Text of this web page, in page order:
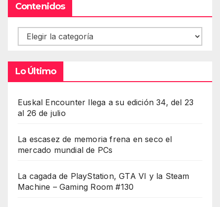
Contenidos
Contenidos
Lo Último
Euskal Encounter llega a su edición 34, del 23
al 26 de julio
La escasez de memoria frena en seco el
mercado mundial de PCs
La cagada de PlayStation, GTA VI y la Steam
Machine – Gaming Room #130